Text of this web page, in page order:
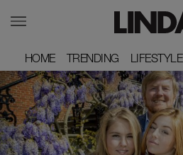
HOME
HOME TRENDING
TRENDING LIFESTYLE
LIFESTYLE